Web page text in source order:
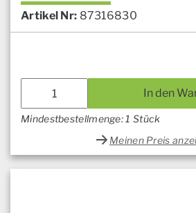
Artikel Nr: 87316830
In den
Mindestbestellmenge: 1 Stück
Meinen Preis